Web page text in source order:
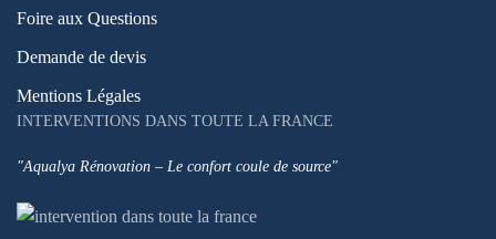
Foire aux Questions
Demande de devis
Mentions Légales
INTERVENTIONS DANS TOUTE LA FRANCE
"Aqualya Rénovation – Le confort coule de source"